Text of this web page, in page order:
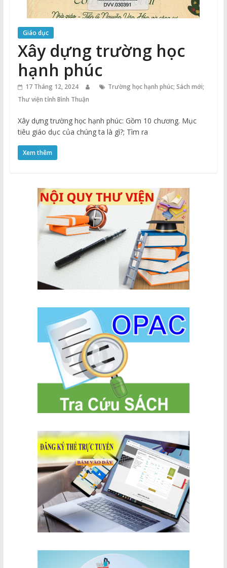
Giáo dục
Xây dựng trường học
hạnh phúc
17 Tháng 12, 2024
Trường học hạnh phúc; Sách mới;
Thư viện tỉnh Bình Thuận
Xây dựng trường học hạnh phúc: Gồm 10 chương. Mục
tiêu giáo dục của chúng ta là gì?; Tìm ra
Xem thêm